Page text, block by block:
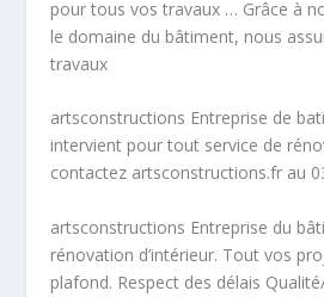
pour tous vos travaux … Grâce à
le domaine du bâtiment, nous
travaux
artsconstructions Entreprise de
intervient pour tout service de
contactez artsconstructions.fr au
artsconstructions Entreprise du
rénovation d’intérieur. Tout vos
plafond. Respect des délais